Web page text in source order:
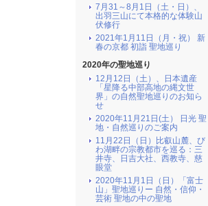
7月31～8月1日（土・日）、
出羽三山にて本格的な体験山
伏修行
2021年1月11日（月・祝） 新
春の京都 初詣 聖地巡り
2020年の聖地巡り
12月12日（土）、日本遺産
「星降る中部高地の縄文世
界」の自然聖地巡りのお知ら
せ
2020年11月21日(土） 日光 聖
地・自然巡りのご案内
11月22日（日）比叡山麓、び
わ湖畔の宗教都市を巡る：三
井寺、日吉大社、西教寺、慈
眼堂
2020年11月1日（日）「富士
山」聖地巡りー 自然・信仰・
芸術 聖地の中の聖地